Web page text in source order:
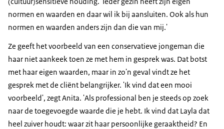
normen en waarden en daar wil ik bij aansluiten. Ook als hun
normen en waarden anders zijn dan die van mij.'
Ze geeft het voorbeeld van een conservatieve jongeman die
haar niet aankeek toen ze met hem in gesprek was. Dat botst
met haar eigen waarden, maar in zo'n geval vindt ze het
gesprek met de cliënt belangrijker. 'Ik vind dat een mooi
voorbeeld', zegt Anita. 'Als professional ben je steeds op zoek
naar de toegevoegde waarde die je hebt. Ik vind dat Layla dat
heel zuiver houdt: waar zit haar persoonlijke geraaktheid? En